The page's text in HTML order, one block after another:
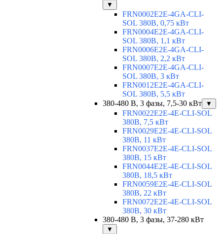
▼
FRN0002E2E-4GA-CLI-
SOL 380В, 0,75 кВт
FRN0004E2E-4GA-CLI-
SOL 380В, 1,1 кВт
FRN0006E2E-4GA-CLI-
SOL 380В, 2,2 кВт
FRN0007E2E-4GA-CLI-
SOL 380В, 3 кВт
FRN0012E2E-4GA-CLI-
SOL 380В, 5,5 кВт
380-480 В, 3 фазы, 7,5-30 кВт
▼
FRN0022E2E-4E-CLI-SOL
380В, 7,5 кВт
FRN0029E2E-4E-CLI-SOL
380В, 11 кВт
FRN0037E2E-4E-CLI-SOL
380В, 15 кВт
FRN0044E2E-4E-CLI-SOL
380В, 18,5 кВт
FRN0059E2E-4E-CLI-SOL
380В, 22 кВт
FRN0072E2E-4E-CLI-SOL
380В, 30 кВт
380-480 В, 3 фазы, 37-280 кВт
▼